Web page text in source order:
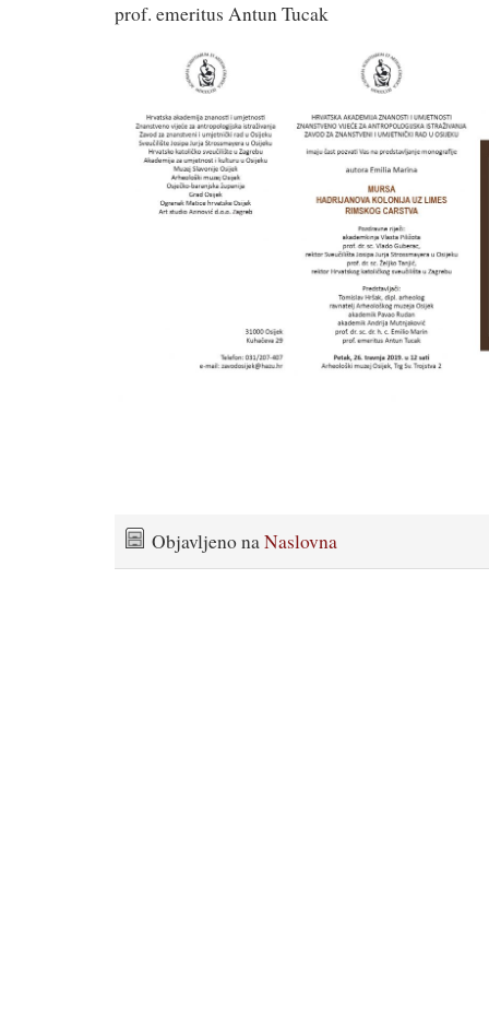
prof. emeritus Antun Tucak
Objavljeno naNaslovna